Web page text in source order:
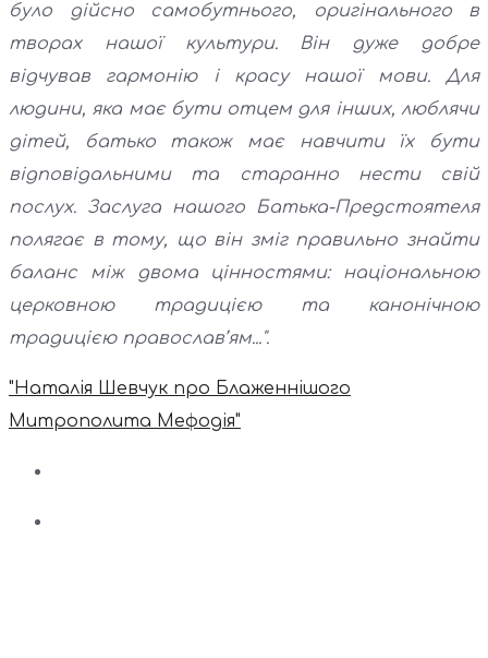
було дійсно самобутнього, оригінального в
творах нашої культури. Він дуже добре
відчував гармонію і красу нашої мови. Для
людини, яка має бути отцем для інших, люблячи
дітей, батько також має навчити їх бути
відповідальними та старанно нести свій
послух. Заслуга нашого Батька-Предстоятеля
полягає в тому, що він зміг правильно знайти
баланс між двома цінностями: національною
церковною традицією та канонічною
традицією православ’ям...".
"Наталія Шевчук про Блаженнішого
Митрополита Мефодія"